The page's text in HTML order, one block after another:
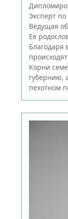
Эксперт
Ведущая
Ее
Благодаря
Корни
губернию,
пехотном